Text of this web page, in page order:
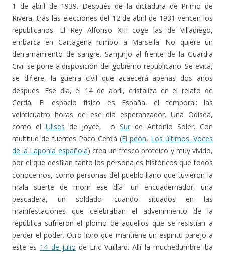
1 de abril de 1939. Después de la dictadura de Primo de
Rivera, tras las elecciones del 12 de abril de 1931 vencen los
republicanos. El Rey Alfonso XIII coge las de Villadiego,
embarca en Cartagena rumbo a Marsella. No quiere un
derramamiento de sangre. Sanjurjo al frente de la Guardia
Civil se pone a disposición del gobierno republicano. Se evita,
se difiere, la guerra civil que acaecerá apenas dos años
después. Ese día, el 14 de abril, cristaliza en el relato de
Cerdà. El espacio físico es España, el temporal: las
veinticuatro horas de ese día esperanzador. Una Odísea,
como el Ulises de Joyce, o Sur de Antonio Soler. Con
multitud de fuentes Paco Cerdà (El peón, Los últimos. Voces
de la Laponia española) crea un fresco proteico y muy vívido,
por el que desfilan tanto los personajes históricos que todos
conocemos, como personas del pueblo llano que tuvieron la
mala suerte de morir ese día -un encuadernador, una
pescadera, un soldado- cuando situados en las
manifestaciones que celebraban el advenimiento de la
república sufrieron el plomo de aquellos que se resistían a
perder el poder. Otro libro que mantiene un espíritu parejo a
este es 14 de julio de Eric Vuillard. Allí la muchedumbre iba